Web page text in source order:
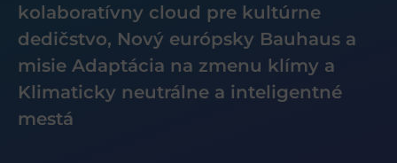
kolaboratívny cloud pre kultúrne
dedičstvo, Nový európsky Bauhaus a
misie Adaptácia na zmenu klímy a
Klimaticky neutrálne a inteligentné
mestá